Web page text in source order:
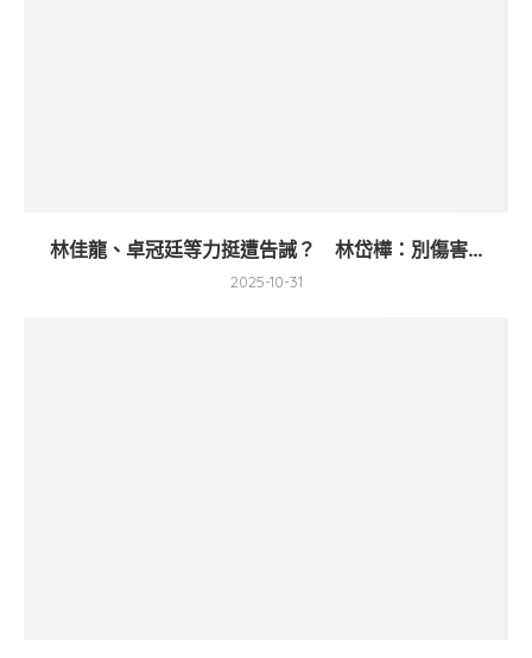
林佳龍、卓冠廷等力挺遭告誡？ 林岱樺：別傷害...
2025-10-31